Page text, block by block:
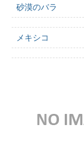
砂漠のバラ
メキシコ